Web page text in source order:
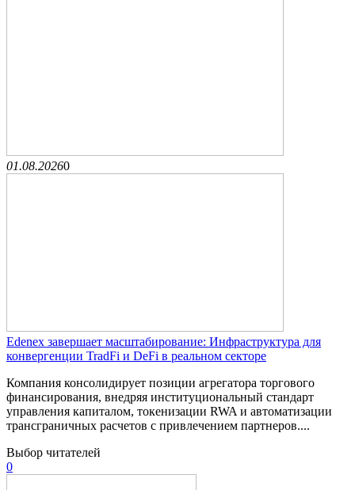
01.08.20260
Edenex завершает масштабирование: Инфраструктура для
конвергенции TradFi и DeFi в реальном секторе
Компания консолидирует позиции агрегатора торгового
финансирования, внедряя институциональный стандарт
управления капиталом, токенизации RWA и автоматизации
трансграничных расчетов с привлечением партнеров....
Выбор читателей
0